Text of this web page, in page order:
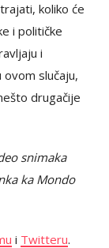
koliko će
i političke
i
slučaju,
drugačije
snimaka
ka Mondo
i Twitteru.